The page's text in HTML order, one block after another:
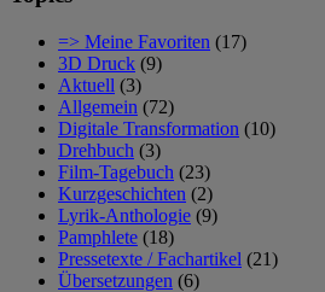
=> Meine Favoriten (17)
3D Druck (9)
Aktuell (3)
Allgemein (72)
Digitale Transformation (10)
Drehbuch (3)
Film-Tagebuch (23)
Kurzgeschichten (2)
Lyrik-Anthologie (9)
Pamphlete (18)
Pressetexte / Fachartikel (21)
Übersetzungen (6)